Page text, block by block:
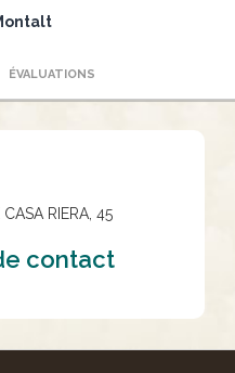
ÉVALUATIONS
CASA RIERA, 45
contact